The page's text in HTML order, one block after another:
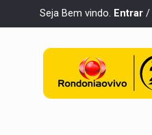
Seja Bem vindo. Entrar /